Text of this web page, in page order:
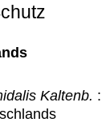
Kaltenb. :